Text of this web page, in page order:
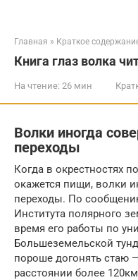
Главная » Краткое
Книга глаз волка
На чтение: 26 мин
Волки иногда
переходы
Когда в окрестностях
окажется пищи, волки
переходы. По
Института полярного
время его работы по
Большеземельской
пороше догонять стаю
расстоянии более